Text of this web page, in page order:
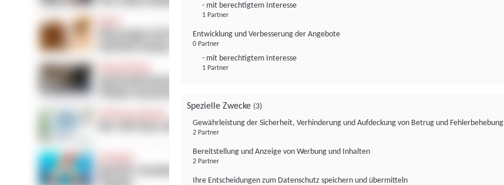
- mit berechtigtem Interesse
1 Partner
Entwicklung und Verbesserung der Angebote
0 Partner
- mit berechtigtem Interesse
1 Partner
Spezielle Zwecke (3)
Gewährleistung der Sicherheit, Verhinderung und Aufdeckung von Betrug und Fehlerbehebung
2 Partner
Bereitstellung und Anzeige von Werbung und Inhalten
2 Partner
Ihre Entscheidungen zum Datenschutz speichern und übermitteln